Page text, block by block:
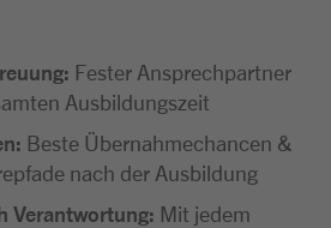
Fester Ansprechpartner
Ausbildungszeit
Beste Übernahmechancen &
nach der Ausbildung
Verantwortung: Mit jedem